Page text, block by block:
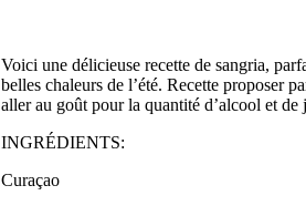
Voici une délicieuse recette de sangria,
belles chaleurs de l’été. Recette proposer
aller au goût pour la quantité d’alcool et de
INGRÉDIENTS:
Curaçao